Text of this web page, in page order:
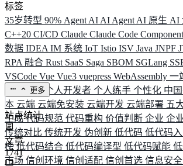
标签
35岁转型 90% Agent AI AI Agent AI 原生 AI
C++20 CI/CD Claude Claude Code
数据 IDEA IM 系统 IoT Istio ISV Java JNPF
RPA 融合 Rust SaaS Saga SBOM SGLang
VSCode Vue Vue3 vuepress WebAssembly 一
业务连续个人开发者 个人练手 个性化 中
本 云端 云端免安装 云端开发 云端部署 五
生成代码规范 代码重构 价值判断 企业 企
传统对比 传统开发 伪创新 低代码 低代码入
榜低代码结合 低代码编译型 低代码赋能
市场 信创环境 信创适配 信创首选 信息安全
更多
站点统计
文章
1741